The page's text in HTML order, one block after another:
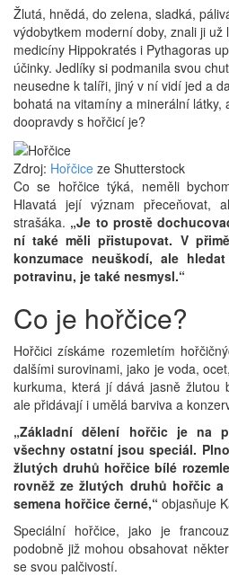
Žlutá, hnědá, do zelena, sladká,
výdobytkem moderní doby, znali ji už
medicíny Hippokratés i Pythagoras
účinky. Jedlíky si podmanila svou
neusedne k talíři, jiný v ní vidí jed a
bohatá na vitamíny a minerální látky,
doopravdy s hořčicí je?
Zdroj: Hořčice ze Shutterstock
Co se hořčice týká, neměli
Hlavatá její význam
strašáka. „Je to prostě
ní také měli přistupovat. V
konzumace neuškodí, ale
potravinu, je také nesmysl.“
Co je hořčice?
Hořčici získáme rozemletím
dalšími surovinami, jako je voda,
kurkuma, která jí dává jasně žlutou
ale přidávají i umělá barviva a
„Základní dělení hořčic je na
všechny ostatní jsou speciál.
žlutých druhů hořčice bílé
rovněž ze žlutých druhů hořčic
semena hořčice černé,“ objasňuje
Speciální hořčice, jako je
podobně již mohou obsahovat
se svou palčivostí.